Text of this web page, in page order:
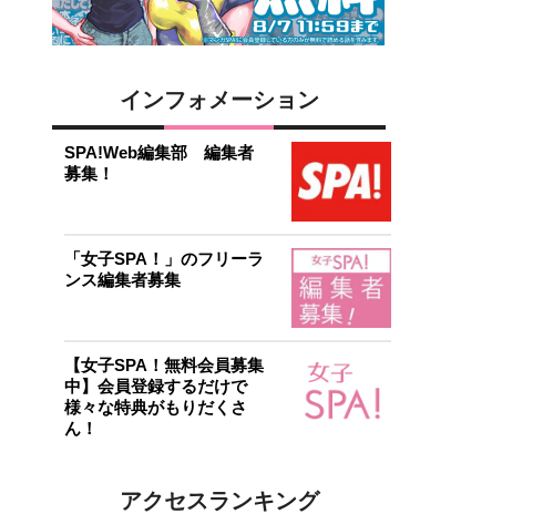
インフォメーション
SPA!Web編集部 編集者
募集！
「女子SPA！」のフリーラ
ンス編集者募集
【女子SPA！無料会員募集
中】会員登録するだけで
様々な特典がもりだくさ
ん！
アクセスランキング